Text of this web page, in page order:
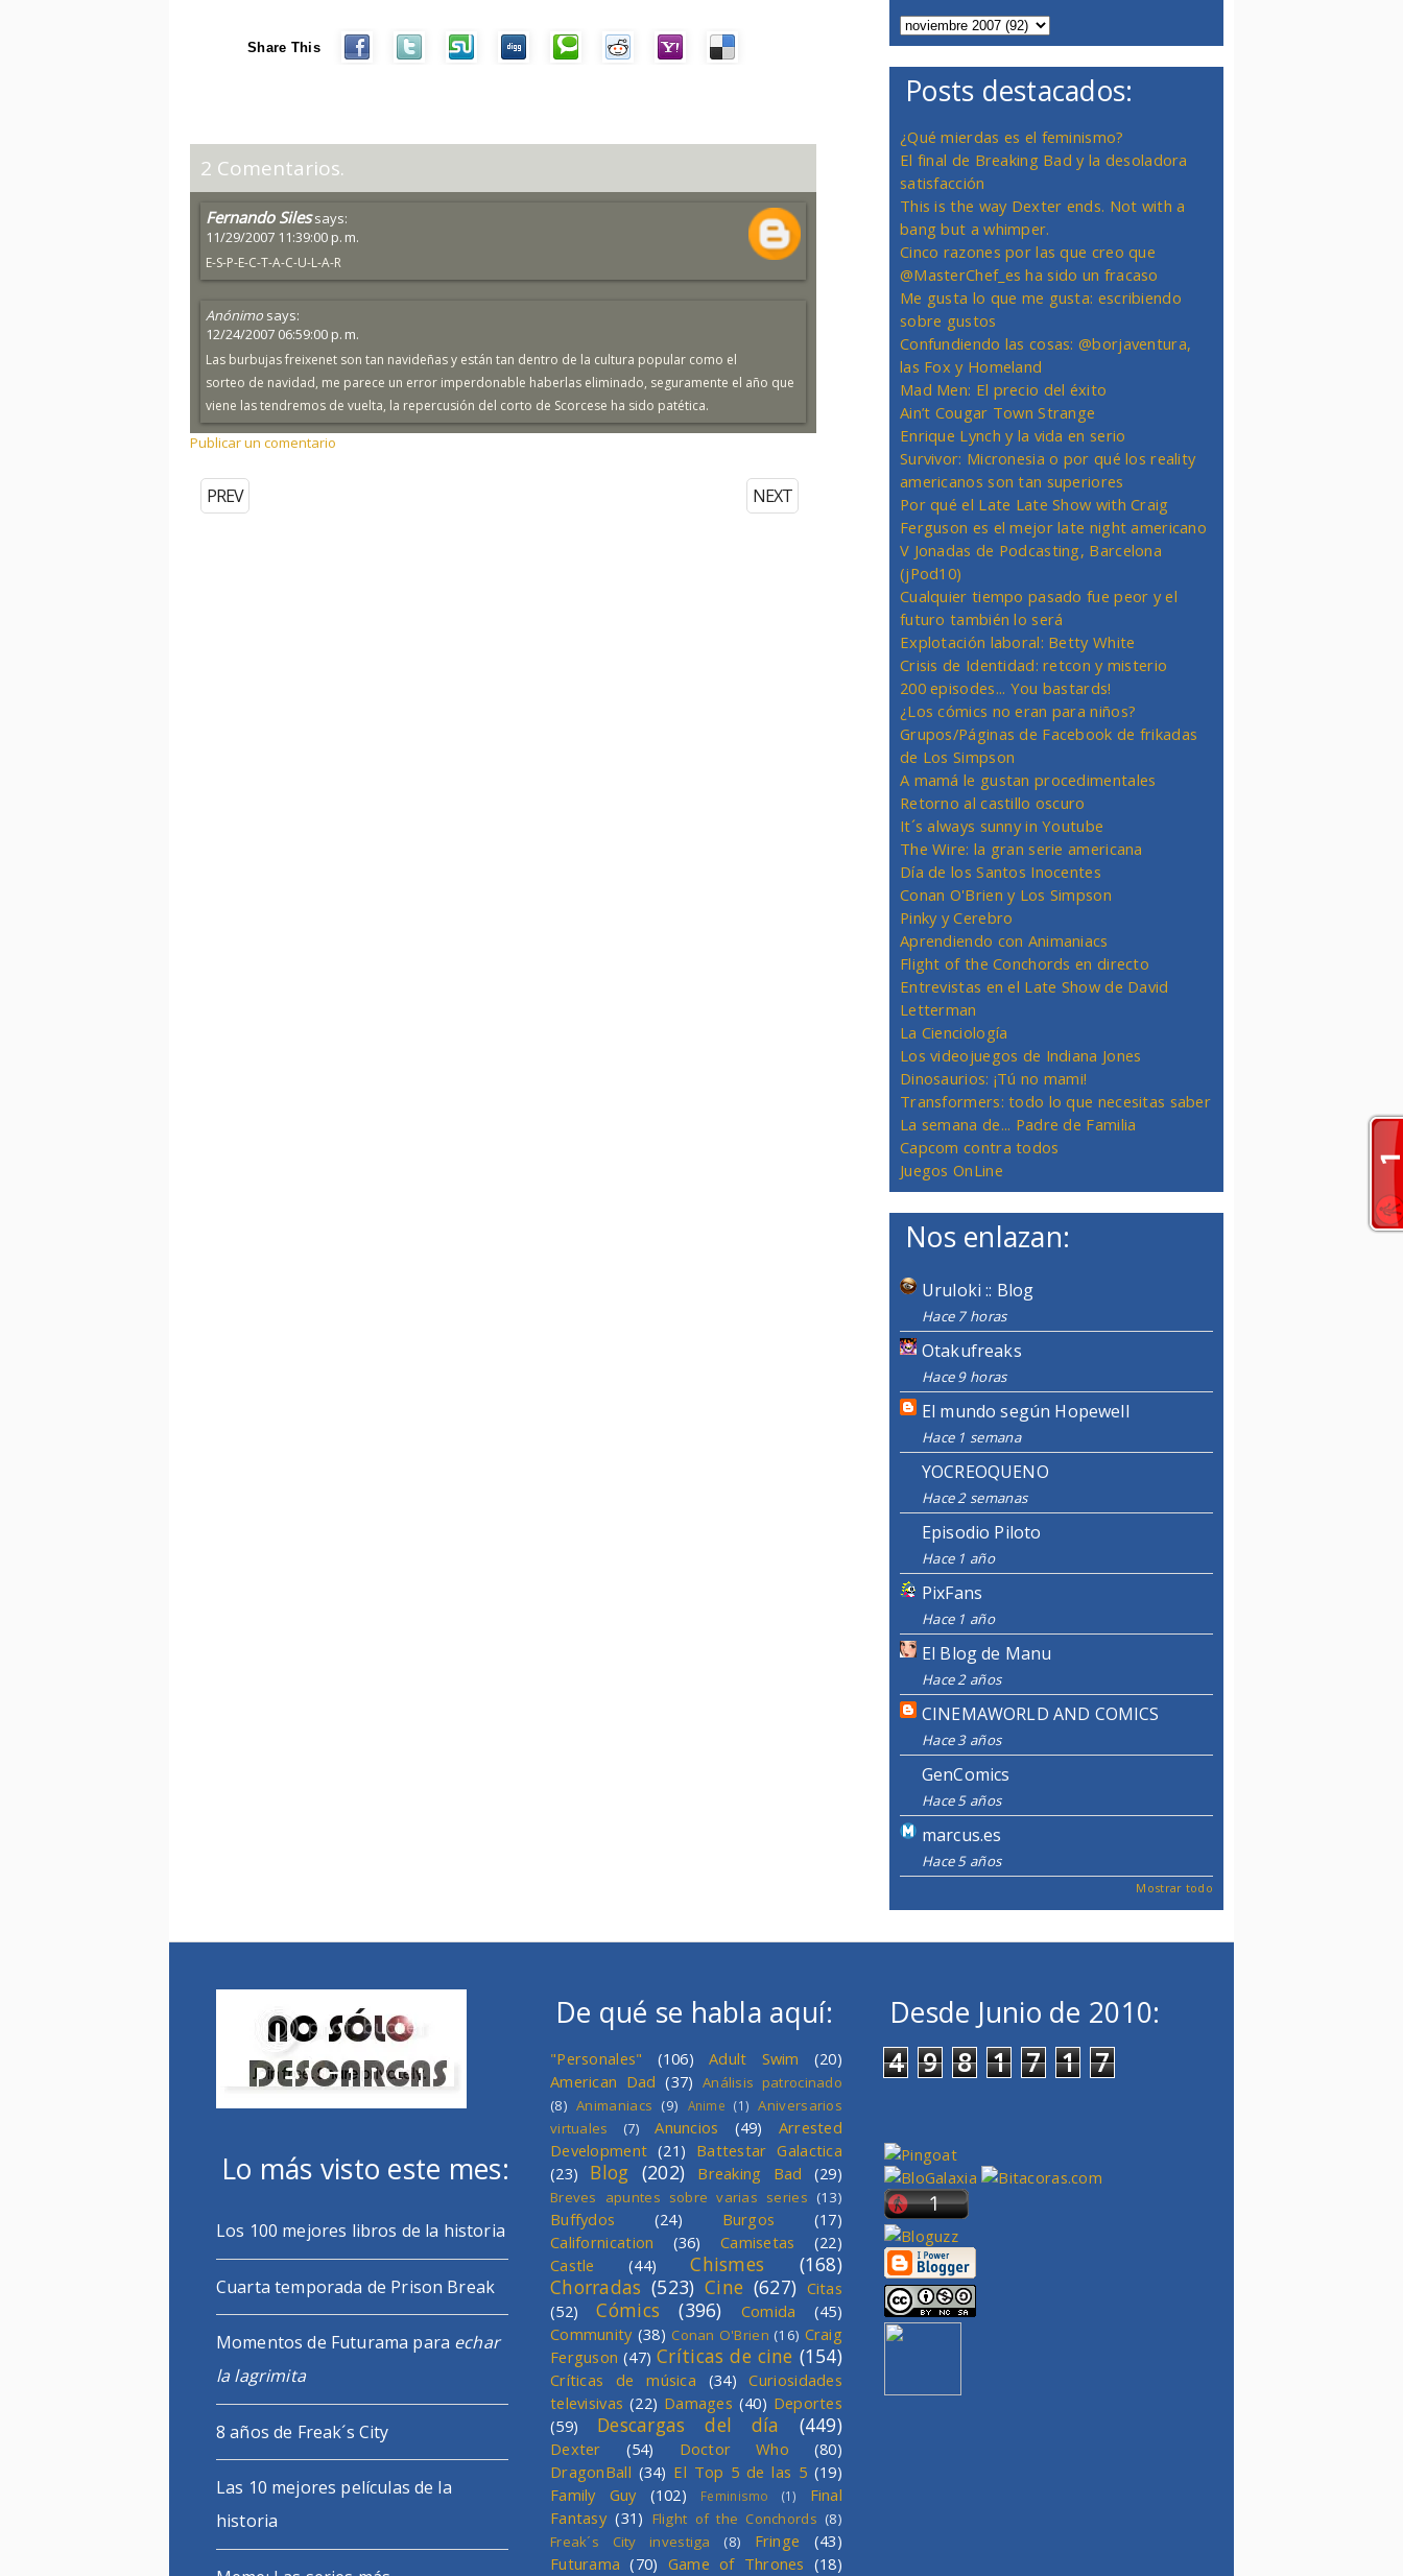
Share This
2 Comentarios.
Fernando Siles says:
11/29/2007 11:39:00 p. m.
E-S-P-E-C-T-A-C-U-L-A-R
Anónimo says:
12/24/2007 06:59:00 p. m.
Las burbujas freixenet son tan navideñas y están tan dentro de la cultura popular como el
sorteo de navidad, me parece un error imperdonable haberlas eliminado, seguramente el año que
viene las tendremos de vuelta, la repercusión del corto de Scorcese ha sido patética.
Publicar un comentario
NEXT
PREV
Posts destacados:
¿Qué mierdas es el feminismo?
El final de Breaking Bad y la desoladora
satisfacción
This is the way Dexter ends. Not with a
bang but a whimper.
Cinco razones por las que creo que
@MasterChef_es ha sido un fracaso
Me gusta lo que me gusta: escribiendo
sobre gustos
Confundiendo las cosas: @borjaventura,
las Fox y Homeland
Mad Men: El precio del éxito
Ain’t Cougar Town Strange
Enrique Lynch y la vida en serio
Survivor: Micronesia o por qué los reality
americanos son tan superiores
Por qué el Late Late Show with Craig
Ferguson es el mejor late night americano
V Jonadas de Podcasting, Barcelona
(jPod10)
Cualquier tiempo pasado fue peor y el
futuro también lo será
Explotación laboral: Betty White
Crisis de Identidad: retcon y misterio
200 episodes... You bastards!
¿Los cómics no eran para niños?
Grupos/Páginas de Facebook de frikadas
de Los Simpson
A mamá le gustan procedimentales
Retorno al castillo oscuro
It´s always sunny in Youtube
The Wire: la gran serie americana
Día de los Santos Inocentes
Conan O'Brien y Los Simpson
Pinky y Cerebro
Aprendiendo con Animaniacs
Flight of the Conchords en directo
Entrevistas en el Late Show de David
Letterman
La Cienciología
Los videojuegos de Indiana Jones
Dinosaurios: ¡Tú no mami!
Transformers: todo lo que necesitas saber
La semana de... Padre de Familia
Capcom contra todos
Juegos OnLine
Nos enlazan:
Uruloki :: Blog
Hace 7 horas
Otakufreaks
Hace 9 horas
El mundo según Hopewell
Hace 1 semana
YOCREOQUENO
Hace 2 semanas
Episodio Piloto
Hace 1 año
PixFans
Hace 1 año
El Blog de Manu
Hace 2 años
CINEMAWORLD AND COMICS
Hace 3 años
GenComics
Hace 5 años
marcus.es
Hace 5 años
Mostrar todo
Lo más visto este mes:
Los 100 mejores libros de la historia
Cuarta temporada de Prison Break
Momentos de Futurama para echar
la lagrimita
8 años de Freak´s City
Las 10 mejores películas de la
historia
De qué se habla aquí:
"Personales" (106) Adult Swim
(20)
American Dad (37) Análisis patrocinado
(8) Animaniacs (9) Anime (1) Aniversarios
virtuales
(7) Anuncios (49)
Arrested
Development (21) Battestar Galactica
(23)
Blog (202) Breaking Bad (29)
Breves apuntes sobre varias series (13)
Buffydos (24) Burgos
(17)
Californication
(36) Camisetas
(22)
Castle
(44) Chismes
(168)
Chorradas (523) Cine (627) Citas
(52)
Cómics (396) Comida
(45)
Community (38) Conan O'Brien (16) Craig
Ferguson (47) Críticas de cine (154)
Críticas de música (34)
Curiosidades
televisivas (22) Damages (40) Deportes
(59)
Descargas del día (449)
Dexter (54) Doctor Who
(80)
DragonBall (34) El Top 5 de las 5 (19)
Family Guy
(102) Feminismo (1)
Final
Fantasy (31) Flight of the Conchords (8)
Freak´s City investiga
(8) Fringe
(43)
Futurama (70) Game of Thrones (18)
Desde Junio de 2010:
4 9 8 1 7 1 7